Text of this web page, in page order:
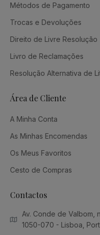
Métodos de Pagamento
Trocas e Devoluções
Direito de Livre Resolução
Livro de Reclamações
Resolução Alternativa de
Área de Cliente
A Minha Conta
As Minhas Encomendas
Os Meus Favoritos
Cesto de Compras
Contactos
Av. Conde de Valbom,
1050-070 - Lisboa,